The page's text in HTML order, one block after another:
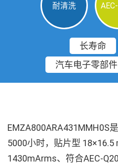
耐清洗
长寿命
汽车电子零部
EMZA800ARA431MMH0S
5000小时，贴片型
1430mArms、符合AEC-